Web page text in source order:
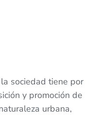
sociedad tiene por
y promoción de
urbana,